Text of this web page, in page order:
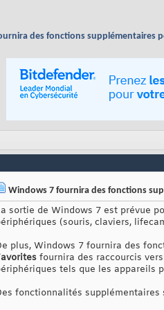
des fonctions supplémentaires
Windows 7 fournira des fonctions
sortie de Windows 7 est prévue
(souris, claviers,
plus, Windows 7 fournira des
fournira des raccourcis
tels que les appareils
fonctionnalités